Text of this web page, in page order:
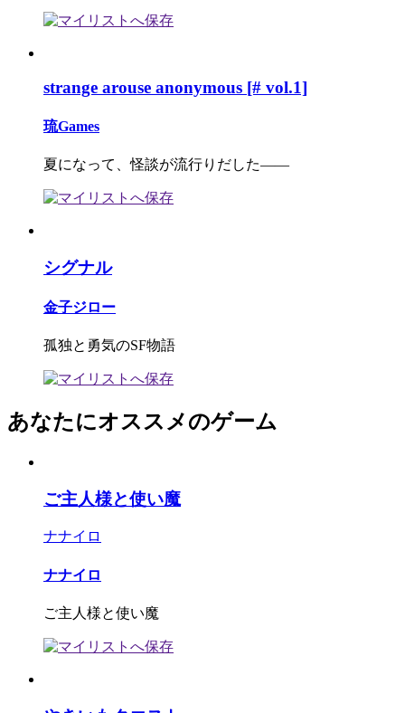
strange arouse anonymous [# vol.1]
琉Games
夏になって、怪談が流行りだした――
シグナル
金子ジロー
孤独と勇気のSF物語
あなたにオススメのゲーム
ご主人様と使い魔
ナナイロ
ナナイロ
ご主人様と使い魔